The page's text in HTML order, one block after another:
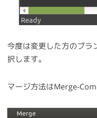
今度は変更した方のブラ
択します。
マージ方法はMerge-